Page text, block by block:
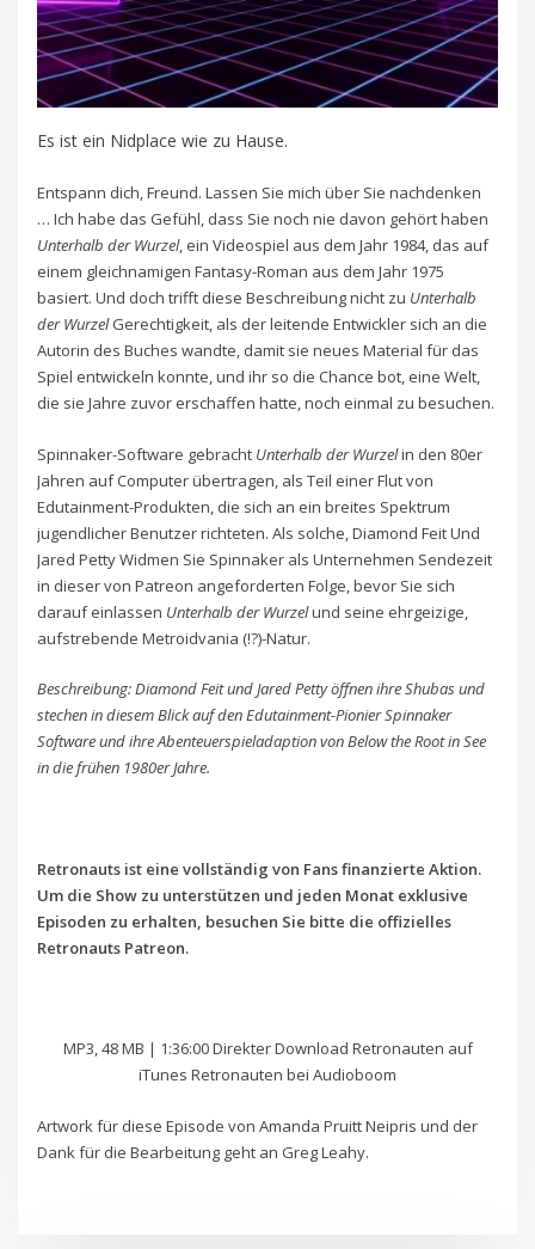
Es ist ein Nidplace wie zu Hause.
Entspann dich, Freund. Lassen Sie mich über Sie nachdenken
… Ich habe das Gefühl, dass Sie noch nie davon gehört haben
Unterhalb der Wurzel, ein Videospiel aus dem Jahr 1984, das auf
einem gleichnamigen Fantasy-Roman aus dem Jahr 1975
basiert. Und doch trifft diese Beschreibung nicht zu Unterhalb
der WurzelGerechtigkeit, als der leitende Entwickler sich an die
Autorin des Buches wandte, damit sie neues Material für das
Spiel entwickeln konnte, und ihr so ​​die Chance bot, eine Welt,
die sie Jahre zuvor erschaffen hatte, noch einmal zu besuchen.
Spinnaker-Software gebracht Unterhalb der Wurzelin den 80er
Jahren auf Computer übertragen, als Teil einer Flut von
Edutainment-Produkten, die sich an ein breites Spektrum
jugendlicher Benutzer richteten. Als solche, Diamond Feit Und
Jared Petty Widmen Sie Spinnaker als Unternehmen Sendezeit
in dieser von Patreon angeforderten Folge, bevor Sie sich
darauf einlassen Unterhalb der Wurzelund seine ehrgeizige,
aufstrebende Metroidvania (!?)-Natur.
Beschreibung: Diamond Feit und Jared Petty öffnen ihre Shubas und
stechen in diesem Blick auf den Edutainment-Pionier Spinnaker
Software und ihre Abenteuerspieladaption von Below the Root in See
in die frühen 1980er Jahre.
Retronauts ist eine vollständig von Fans finanzierte Aktion.
Um die Show zu unterstützen und jeden Monat exklusive
Episoden zu erhalten, besuchen Sie bitte die offizielles
Retronauts Patreon.
MP3, 48 MB | 1:36:00 Direkter Download Retronauten auf
iTunes Retronauten bei Audioboom
Artwork für diese Episode von Amanda Pruitt Neipris und der
Dank für die Bearbeitung geht an Greg Leahy.